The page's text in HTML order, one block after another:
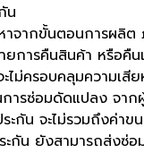
น
จากขั้นตอนการผลิต
ยการคืนสินค้า หรือคื
ะไม่ครอบคลุมความเ
ารซ่อมดัดแปลง จาก
ระกัน จะไม่รวมถึงค่า
ะกัน ยังสามารถส่ง